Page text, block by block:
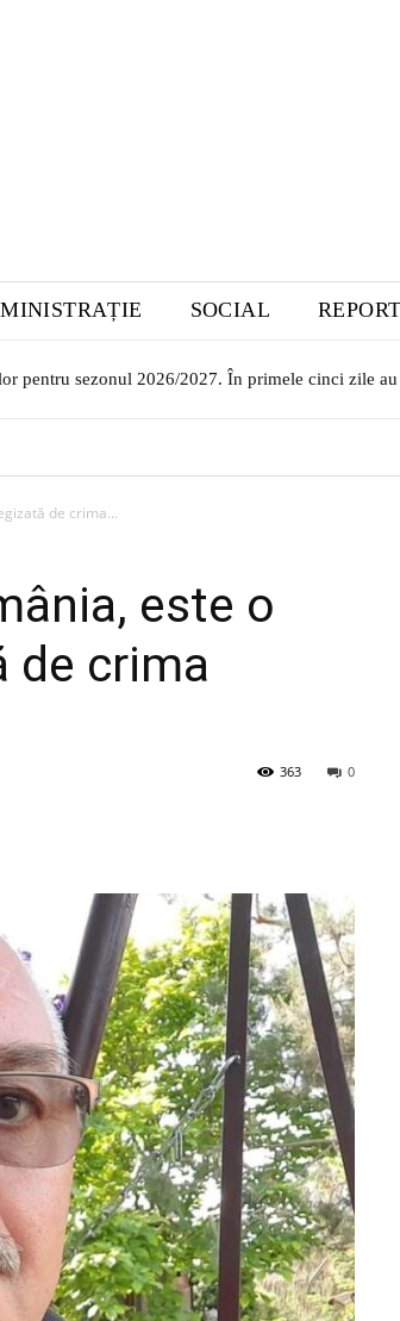
SOCIAL
pentru sezonul 2026/2027. În primele cinci zile
de crima...
este o
de crima
0
363